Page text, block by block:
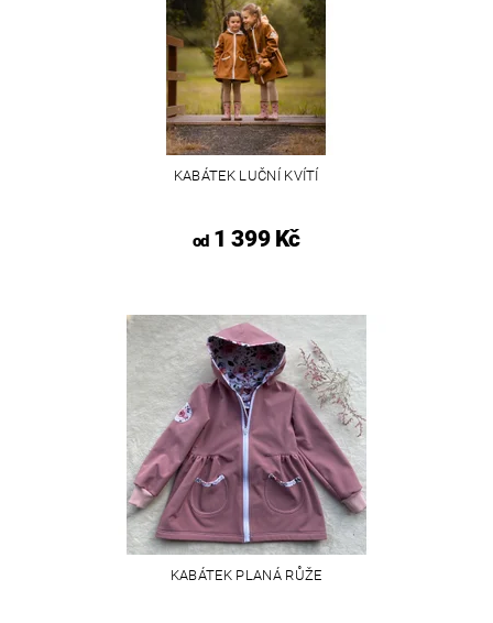
KABÁTEK LUČNÍ KVÍTÍ
od1 399 Kč
KABÁTEK PLANÁ RŮŽE